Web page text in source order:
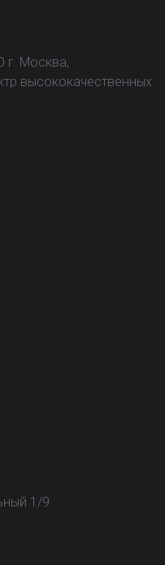
г. Москва,
высококачественных
1/9